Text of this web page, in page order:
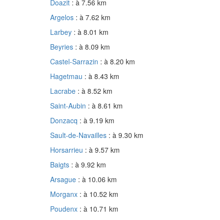
Doazit : à 7.56 km
Argelos : à 7.62 km
Larbey : à 8.01 km
Beyries : à 8.09 km
Castel-Sarrazin : à 8.20 km
Hagetmau : à 8.43 km
Lacrabe : à 8.52 km
Saint-Aubin : à 8.61 km
Donzacq : à 9.19 km
Sault-de-Navailles : à 9.30 km
Horsarrieu : à 9.57 km
Baigts : à 9.92 km
Arsague : à 10.06 km
Morganx : à 10.52 km
Poudenx : à 10.71 km